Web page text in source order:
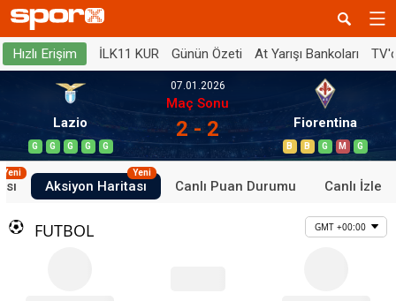
Hızlı Erişim İLK11 KUR Günün Özeti At Yarışı Bankoları
Lazio
G G G G G
07.01.2026
Maç Sonu
2 - 2 Fiorentina
B B G M G
Yeni
Aksiyon Haritası
Yeni
Canlı Puan Durumu Canlı İzle
FUTBOL GMT +00:00